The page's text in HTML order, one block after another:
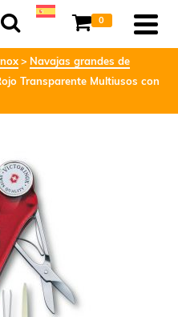
0
Navajas grandes de
Transparente Multiusos con